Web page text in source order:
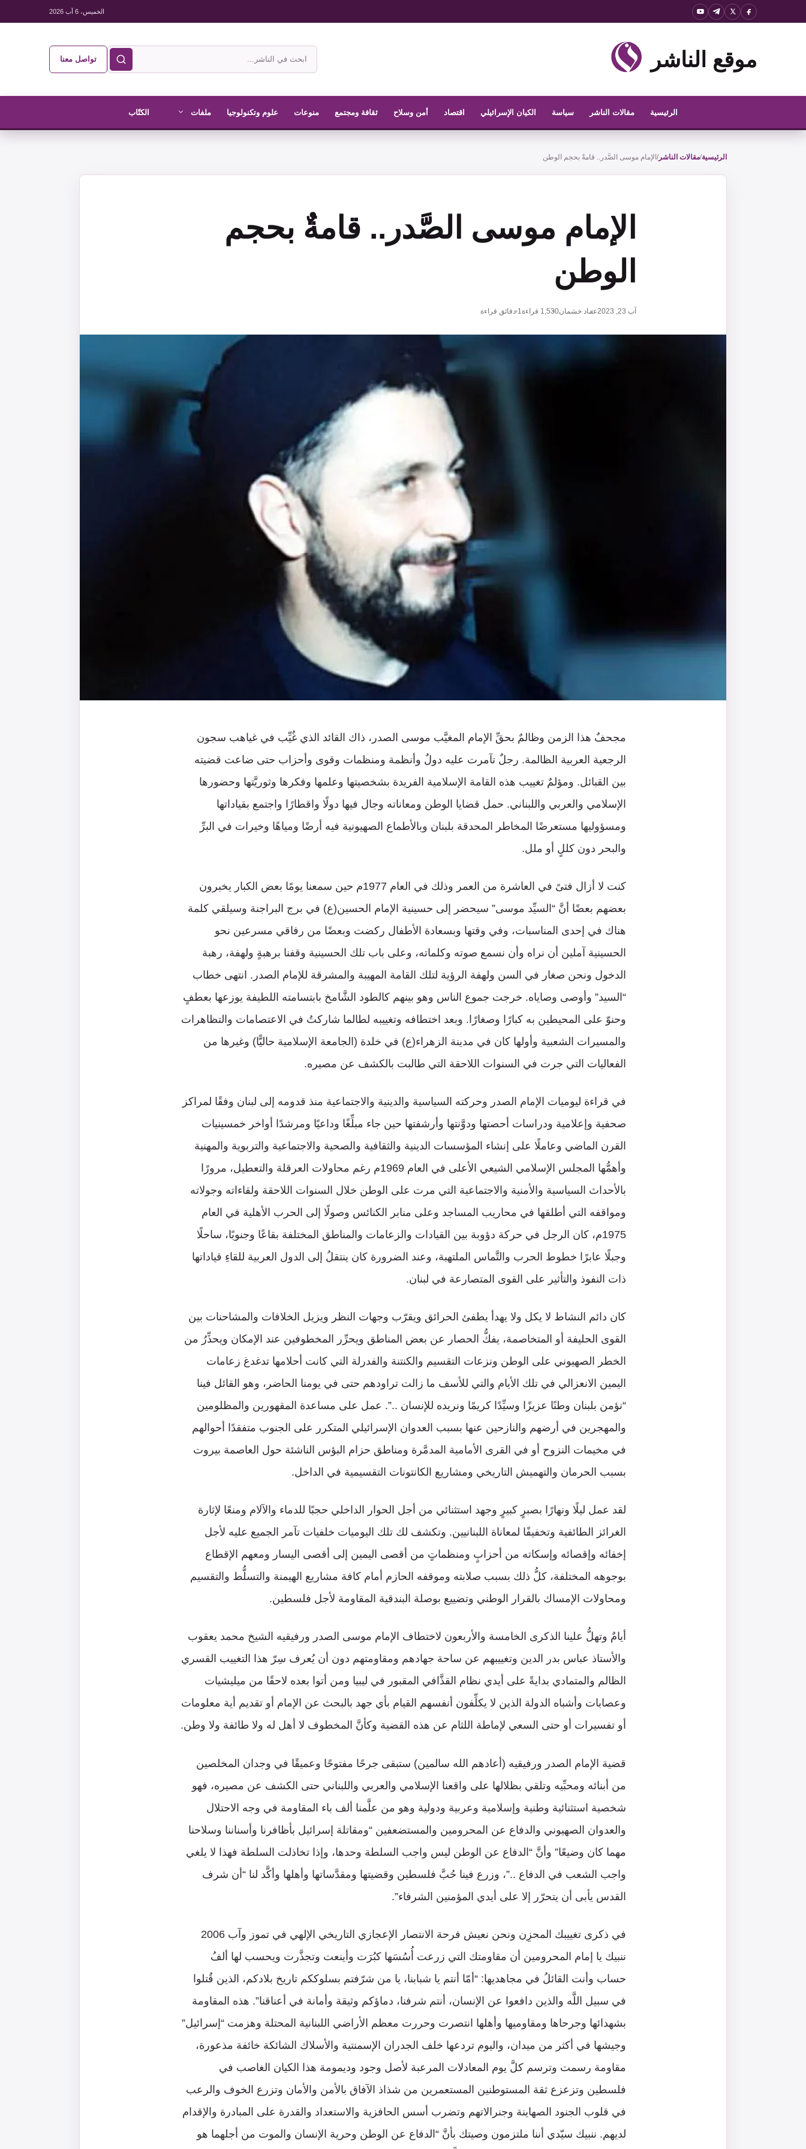
الخميس، 6 آب 2026
موقع الناشر
ابحث
في
الناشر
تواصل معنا
الرئيسية مقالات الناشر سياسة الكيان الإسرائيلي اقتصاد أمن وسلاح ثقافة ومجتمع منوعات علوم وتكنولوجيا ملفات الكتّاب
الرئيسية/مقالات الناشر/ الإمام موسى الصَّدر.. قامةٌ بحجم الوطن
الإمام موسى الصَّدر.. قامةٌ بحجم
الوطن
آب 23, 2023 عماد خشمان1,530 قراءة1 دقائق قراءة
مجحفٌ هذا الزمن وظالمٌ بحقِّ الإمام المغيَّب موسى الصدر، ذاك القائد الذي غُيِّب في غياهب سجون
الرجعية العربية الظالمة. رجلٌ تآمرت عليه دولٌ وأنظمة ومنظمات وقوى وأحزاب حتى ضاعت قضيته
بين القبائل. ومؤلمٌ تغييب هذه القامة الإسلامية الفريدة بشخصيتها وعلمها وفكرها وثوريَّتها وحضورها
الإسلامي والعربي واللبناني. حمل قضايا الوطن ومعاناته وجال فيها دولًا واقطارًا واجتمع بقياداتها
ومسؤوليها مستعرضًا المخاطر المحدقة بلبنان وبالأطماع الصهيونية فيه أرضًا ومياهًا وخيرات في البرِّ
والبحر دون كللٍ أو ملل.
كنت لا أزال فتىً في العاشرة من العمر وذلك في العام 1977م حين سمعنا يومًا بعض الكبار يخبرون
بعضهم بعضًا أنَّ “السيِّد موسى” سيحضر إلى حسينية الإمام الحسين(ع) في برج البراجنة وسيلقي كلمة
هناك في إحدى المناسبات، وفي وقتها وبسعادة الأطفال ركضت وبعضًا من رفاقي مسرعين نحو
الحسينية آملين أن نراه وأن نسمع صوته وكلماته، وعلى باب تلك الحسينية وقفنا برهبةٍ ولهفة، رهبة
الدخول ونحن صغار في السن ولهفة الرؤية لتلك القامة المهيبة والمشرقة للإمام الصدر. انتهى خطاب
“السيد” وأوصى وصاياه. خرجت جموع الناس وهو بينهم كالطود الشَّامخ بابتسامته اللطيفة يوزعها بعطفٍ
وحنوّ على المحيطين به كبارًا وصغارًا. وبعد اختطافه وتغييبه لطالما شاركتُ في الاعتصامات والتظاهرات
والمسيرات الشعبية وأولها كان في مدينة الزهراء(ع) في خلدة (الجامعة الإسلامية حاليًّا) وغيرها من
الفعاليات التي جرت في السنوات اللاحقة التي طالبت بالكشف عن مصيره.
في قراءة ليوميات الإمام الصدر وحركته السياسية والدينية والاجتماعية منذ قدومه إلى لبنان وفقًا لمراكز
صحفية وإعلامية ودراسات أحصتها ودوَّنتها وأرشفتها حين جاء مبلِّغًا وداعيًا ومرشدًا أواخر خمسينيات
القرن الماضي وعاملًا على إنشاء المؤسسات الدينية والثقافية والصحية والاجتماعية والتربوية والمهنية
وأهمُّها المجلس الإسلامي الشيعي الأعلى في العام 1969م رغم محاولات العرقلة والتعطيل، مرورًا
بالأحداث السياسية والأمنية والاجتماعية التي مرت على الوطن خلال السنوات اللاحقة ولقاءاته وجولاته
ومواقفه التي أطلقها في محاريب المساجد وعلى منابر الكنائس وصولًا إلى الحرب الأهلية في العام
1975م، كان الرجل في حركة دؤوبة بين القيادات والزعامات والمناطق المختلفة بقاعًا وجنوبًا، ساحلًا
وجبلًا عابرًا خطوط الحرب والتَّماس الملتهبة، وعند الضرورة كان ينتقلُ إلى الدول العربية للقاءِ قياداتها
ذات النفوذ والتأثير على القوى المتصارعة في لبنان.
كان دائم النشاط لا يكل ولا يهدأ يطفئ الحرائق ويقرّب وجهات النظر ويزيل الخلافات والمشاحنات بين
القوى الحليفة أو المتخاصمة، يفكُّ الحصار عن بعض المناطق ويحرِّر المخطوفين عند الإمكان ويحذِّرُ من
الخطر الصهيوني على الوطن ونزعات التقسيم والكنتنة والفدرلة التي كانت أحلامها تدغدغ زعامات
اليمين الانعزالي في تلك الأيام والتي للأسف ما زالت تراودهم حتى في يومنا الحاضر، وهو القائل فينا
“نؤمن بلبنان وطنًا عزيزًا وسيِّدًا كريمًا ونريده للإنسان ..”. عمل على مساعدة المقهورين والمظلومين
والمهجرين في أرضهم والنازحين عنها بسبب العدوان الإسرائيلي المتكرر على الجنوب متفقدًا أحوالهم
في مخيمات النزوح أو في القرى الأمامية المدمَّرة ومناطق حزام البؤس الناشئة حول العاصمة بيروت
بسبب الحرمان والتهميش التاريخي ومشاريع الكانتونات التقسيمية في الداخل.
لقد عمل ليلًا ونهارًا بصبرٍ كبيرٍ وجهد استثنائي من أجل الحوار الداخلي حجبًا للدماء والآلام ومنعًا لإثارة
الغرائز الطائفية وتخفيفًا لمعاناة اللبنانيين. وتكشف لك تلك اليوميات خلفيات تآمر الجميع عليه لأجل
إخفائه وإقصائه وإسكاته من أحزابٍ ومنظماتٍ من أقصى اليمين إلى أقصى اليسار ومعهم الإقطاع
بوجوهه المختلفة، كلُّ ذلك بسبب صلابته وموقفه الحازم أمام كافة مشاريع الهيمنة والتسلُّط والتقسيم
ومحاولات الإمساك بالقرار الوطني وتضييع بوصلة البندقية المقاومة لأجل فلسطين.
أيامٌ وتهلُّ علينا الذكرى الخامسة والأربعون لاختطاف الإمام موسى الصدر ورفيقيه الشيخ محمد يعقوب
والأستاذ عباس بدر الدين وتغييبهم عن ساحة جهادهم ومقاومتهم دون أن يُعرف سِرّ هذا التغييب القسري
الظالم والمتمادي بدايةً على أيدي نظام القذَّافي المقبور في ليبيا ومن أتوا بعده لاحقًا من ميليشيات
وعصابات وأشباه الدولة الذين لا يكلِّفون أنفسهم القيام بأي جهد بالبحث عن الإمام أو تقديم أية معلومات
أو تفسيرات أو حتى السعي لإماطة اللثام عن هذه القضية وكأنَّ المخطوف لا أهل له ولا طائفة ولا وطن.
قضية الإمام الصدر ورفيقيه (أعادهم الله سالمين) ستبقى جرحًا مفتوحًا وعميقًا في وجدان المخلصين
من أبنائه ومحبِّيه وتلقي بظلالها على واقعنا الإسلامي والعربي واللبناني حتى الكشف عن مصيره، فهو
شخصية استثنائية وطنية وإسلامية وعربية ودولية وهو من علَّمنا ألف باء المقاومة في وجه الاحتلال
والعدوان الصهيوني والدفاع عن المحرومين والمستضعفين “ومقاتلة إسرائيل بأظافرنا وأسناننا وسلاحنا
مهما كان وضيعًا” وأنَّ “الدفاع عن الوطن ليس واجب السلطة وحدها، وإذا تخاذلت السلطة فهذا لا يلغي
واجب الشعب في الدفاع ..”، وزرع فينا حُبَّ فلسطين وقضيتها ومقدَّساتها وأهلها وأكَّد لنا “أن شرف
القدس يأبى أن يتحرّر إلا على أيدي المؤمنين الشرفاء”.
في ذكرى تغييبك المحزِن ونحن نعيش فرحة الانتصار الإعجازي التاريخي الإلهي في تموز وآب 2006
ننبيك يا إمام المحرومين أن مقاومتك التي زرعت أُسُسَها كبُرَت وأينعت وتجذَّرت ويحسب لها ألفُ
حساب وأنت القائلُ في مجاهديها: “أمّا أنتم يا شبابنا، يا من شرّفتم بسلوككم تاريخ بلادكم، الذين قُتلوا
في سبيل اللَّه والذين دافعوا عن الإنسان، أنتم شرفنا، دماؤكم وثيقة وأمانة في أعناقنا”. هذه المقاومة
بشهدائها وجرحاها ومقاوميها وأهلها انتصرت وحررت معظم الأراضي اللبنانية المحتلة وهزمت “إسرائيل”
وجيشها في أكثر من ميدان، واليوم تردعها خلف الجدران الإسمنتية والأسلاك الشائكة خائفة مذعورة،
مقاومة رسمت وترسم كلَّ يوم المعادلات المرعبة لأصل وجود وديمومة هذا الكيان الغاصب في
فلسطين وتزعزع ثقة المستوطنين المستعمرين من شذاذ الآفاق بالأمن والأمان وتزرع الخوف والرعب
في قلوب الجنود الصهاينة وجنرالاتهم وتضرب أسس الحافزية والاستعداد والقدرة على المبادرة والإقدام
لديهم. ننبيك سيّدي أننا ملتزمون وصيتك بأنَّ “الدفاع عن الوطن وحرية الإنسان والموت من أجلهما هو